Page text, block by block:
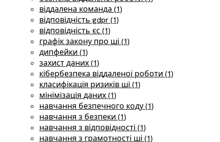
віддалена команда (1)
відповідність gdpr (1)
відповідність єс (1)
графік закону про ші (1)
дипфейки (1)
захист даних (1)
кібербезпека віддаленої роботи (1)
класифікація ризиків ші (1)
мінімізація даних (1)
навчання безпечного коду (1)
навчання з безпеки (1)
навчання з відповідності (1)
навчання з грамотності ші (1)